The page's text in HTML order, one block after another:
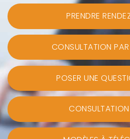
PRENDRE
CONSULTATION PAR
POSER UNE